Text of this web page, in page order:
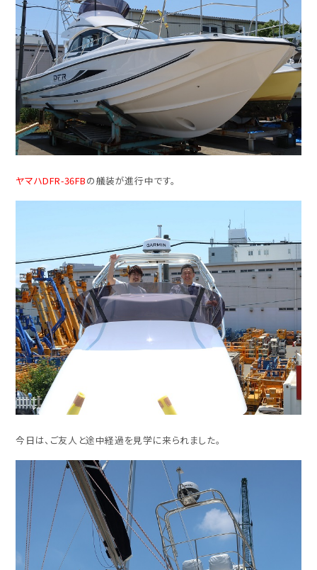
ヤマハDFR-36FBの艤装が進行中です。
今日は、ご友人と途中経過を見学に来られました。